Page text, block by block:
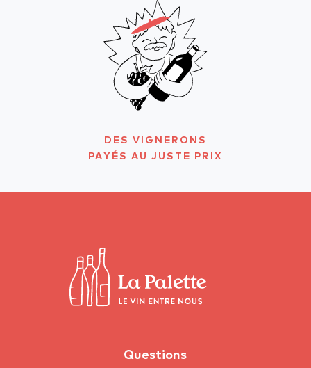
DES VIGNERONS
PAYÉS AU JUSTE PRIX
Questions